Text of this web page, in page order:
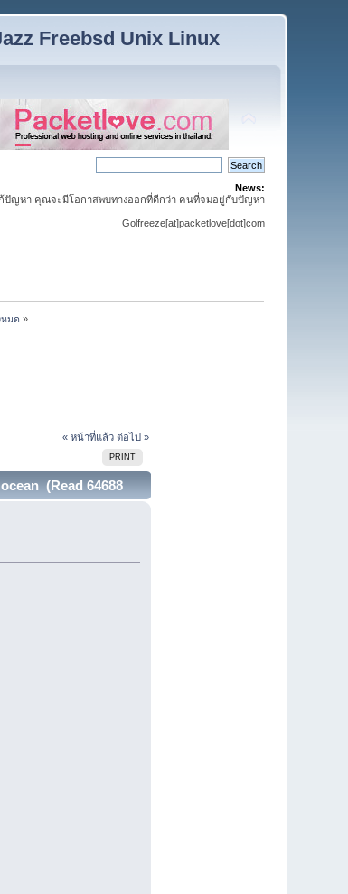
Freebsd Unix Linux
News:
ก้ปัญหา คุณจะมีโอกาสพบทางออกที่ดีกว่า คนที่จมอยู่กับปัญหา
Golfreeze[at]packetlove[dot]com
หมด »
« หน้าที่แล้ว ต่อไป »
PRINT
(Read 64688